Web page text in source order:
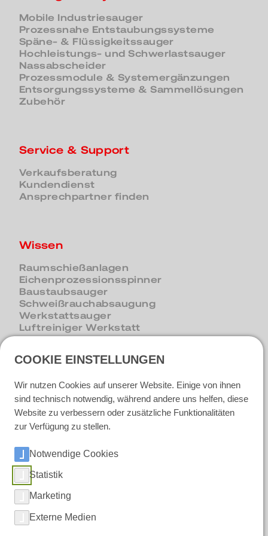
Mobile Industriesauger
Prozessnahe Entstaubungssysteme
Späne- & Flüssigkeitssauger
Hochleistungs- und Schwerlastsauger
Nassabscheider
Prozessmodule & Systemergänzungen
Entsorgungssysteme & Sammellösungen
Zubehör
Service & Support
Verkaufsberatung
Kundendienst
Ansprechpartner finden
Wissen
Raumschießanlagen
Eichenprozessionsspinner
Baustaubsauger
Schweißrauchabsaugung
Werkstattsauger
Luftreiniger Werkstatt
Über RUWAC
Fertigung in Riemsloh
Qualität bei RUWAC
Berufserfahrene
Ausbildung und Praktikum
Initiativbewerbung
Soziale Medien
COOKIE EINSTELLUNGEN
Wir nutzen Cookies auf unserer Website. Einige von ihnen
sind technisch notwendig, während andere uns helfen, diese
Website zu verbessern oder zusätzliche Funktionalitäten
zur Verfügung zu stellen.
Notwendige Cookies
Statistik
Marketing
Externe Medien